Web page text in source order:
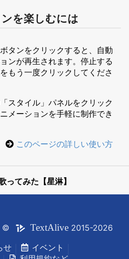
を楽しむには
タンをクリックすると、自動
ンが再生されます。停止する
もう一度クリックしてくださ
スタイル」パネルをクリック
メーションを手軽に制作でき
このページの詳しい使い方
てみた【星淋】
© TextAlive 2015-2026
せ
イベント